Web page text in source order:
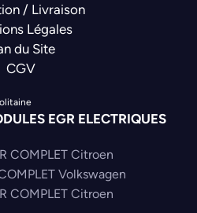
/ Livraison
Légales
du Site
CGV
EGR ELECTRIQUES
COMPLET Citroen
Volkswagen
COMPLET Citroen